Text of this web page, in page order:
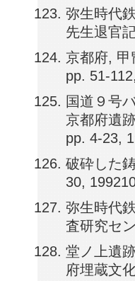
弥生時代
先生退官
京都府, 甲
pp. 51-
国道９号
京都府遺
pp. 4-23,
破砕した
30,
弥生時代
査研究セ
堂ノ上遺
府埋蔵文